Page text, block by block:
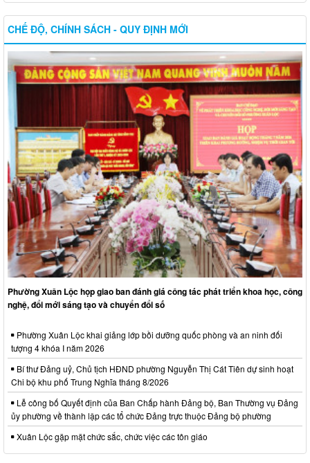
CHẾ ĐỘ, CHÍNH SÁCH - QUY ĐỊNH MỚI
Phường Xuân Lộc họp giao ban đánh giá công tác phát triển khoa học, công
nghệ, đổi mới sáng tạo và chuyển đổi số
Phường Xuân Lộc khai giảng lớp bồi dưỡng quốc phòng và an ninh đối
tượng 4 khóa I năm 2026
Bí thư Đảng uỷ, Chủ tịch HĐND phường Nguyễn Thị Cát Tiên dự sinh hoạt
Chi bộ khu phố Trung Nghĩa tháng 8/2026
Lễ công bố Quyết định của Ban Chấp hành Đảng bộ, Ban Thường vụ Đảng
ủy phường về thành lập các tổ chức Đảng trực thuộc Đảng bộ phường
Xuân Lộc gặp mặt chức sắc, chức việc các tôn giáo